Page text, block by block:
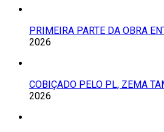
PRIMEIRA PARTE DA OBRA
2026
COBIÇADO PELO PL, ZEMA
2026